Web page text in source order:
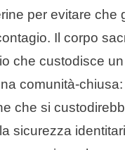
per evitare che
Il corpo
che custodisce
comunità-
che si
sicurezza